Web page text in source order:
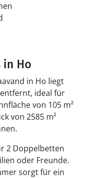
in Ho
in Ho liegt
ideal für
von 105 m²
von 2585 m²
2 Doppelbetten
oder Freunde.
sorgt für ein